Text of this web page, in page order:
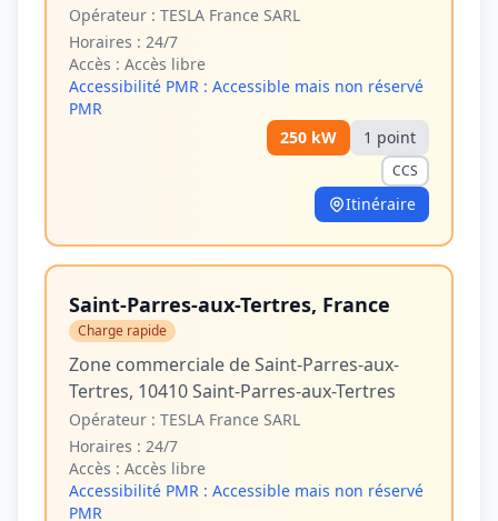
Opérateur : TESLA France SARL
Horaires : 24/7
Accès : Accès libre
Accessibilité PMR : Accessible mais non réservé
PMR
250 kW 1 point
CCS
Itinéraire
Saint-Parres-aux-Tertres, France
Charge rapide
Zone commerciale de Saint-Parres-aux-
Tertres, 10410 Saint-Parres-aux-Tertres
Opérateur : TESLA France SARL
Horaires : 24/7
Accès : Accès libre
Accessibilité PMR : Accessible mais non réservé
PMR